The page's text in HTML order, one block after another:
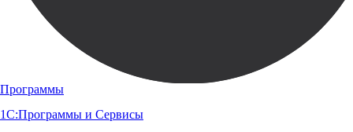
Программы
1С:Программы и Сервисы